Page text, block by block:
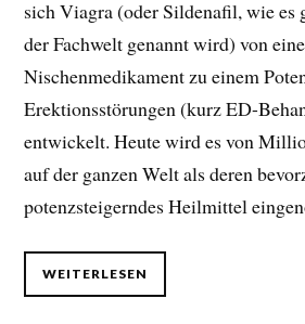
sich Viagra (oder Sildenafil, wie es
der Fachwelt genannt wird) von
Nischenmedikament zu einem
Erektionsstörungen (kurz ED-
entwickelt. Heute wird es von
auf der ganzen Welt als deren
potenzsteigerndes Heilmittel
WEITERLESEN